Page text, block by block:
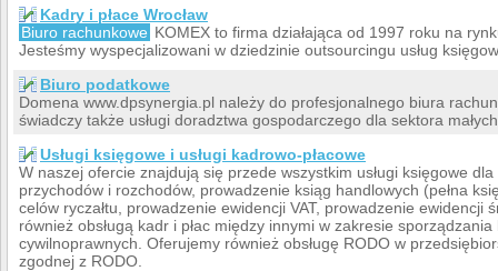
Kadry i płace Wrocław
Biuro rachunkowe KOMEX to firma działająca od 1997 roku na
Jesteśmy wyspecjalizowani w dziedzinie outsourcingu usług
Biuro podatkowe
Domena www.dpsynergia.pl należy do profesjonalnego biura
świadczy także usługi doradztwa gospodarczego dla sektora
Usługi księgowe i usługi kadrowo-płacowe
W naszej ofercie znajdują się przede wszystkim usługi księgowe
przychodów i rozchodów, prowadzenie ksiąg handlowych (pełna
celów ryczałtu, prowadzenie ewidencji VAT, prowadzenie ewidencji
również obsługą kadr i płac między innymi w zakresie
cywilnoprawnych. Oferujemy również obsługę RODO w
zgodnej z RODO.